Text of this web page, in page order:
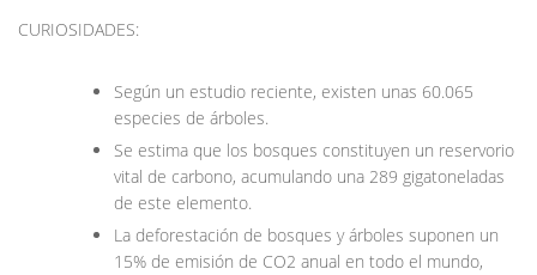
CURIOSIDADES:
Según un estudio reciente, existen unas 60.065
especies de árboles.
Se estima que los bosques constituyen un reservorio
vital de carbono, acumulando una 289 gigatoneladas
de este elemento.
La deforestación de bosques y árboles suponen un
15% de emisión de CO2 anual en todo el mundo,